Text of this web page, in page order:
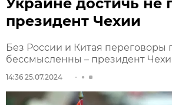
президент Чехии
Без России и Китая переговоры
бессмысленны – президент
14:36 25.07.2024